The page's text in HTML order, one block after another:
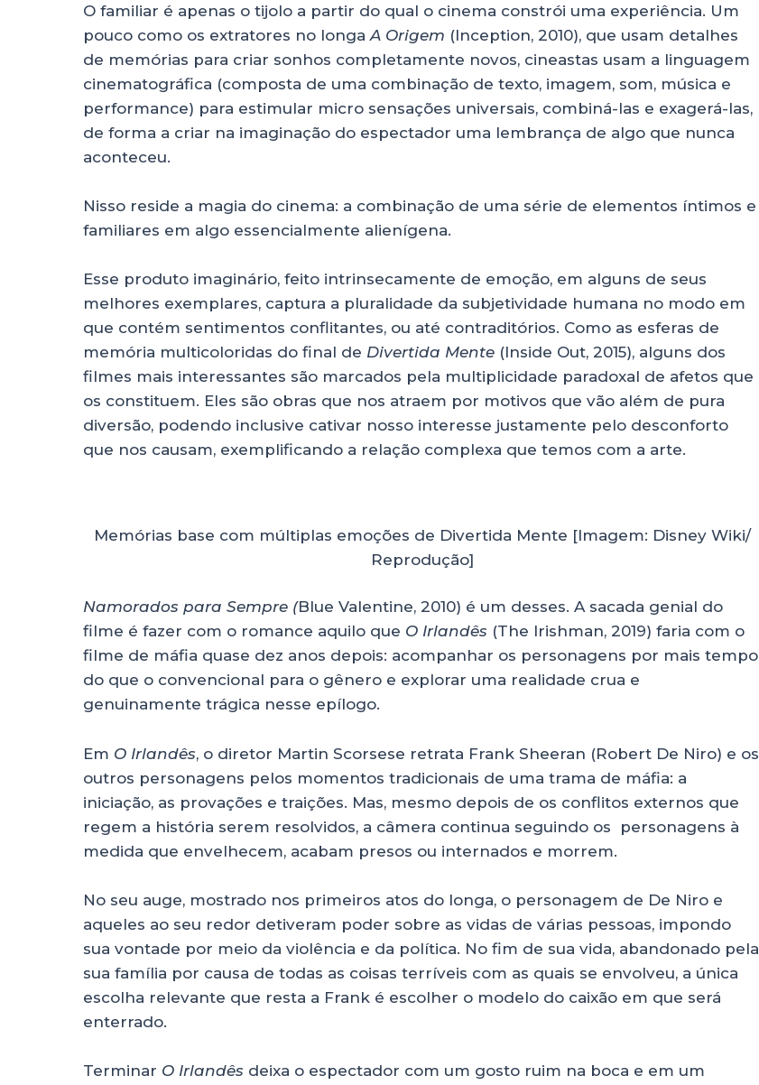
O familiar é apenas o tijolo a partir do qual o cinema constrói uma experiência. Um
pouco como os extratores no longa A Origem (Inception, 2010), que usam detalhes
de memórias para criar sonhos completamente novos, cineastas usam a linguagem
cinematográfica (composta de uma combinação de texto, imagem, som, música e
performance) para estimular micro sensações universais, combiná-las e exagerá-las,
de forma a criar na imaginação do espectador uma lembrança de algo que nunca
aconteceu.
Nisso reside a magia do cinema: a combinação de uma série de elementos íntimos e
familiares em algo essencialmente alienígena.
Esse produto imaginário, feito intrinsecamente de emoção, em alguns de seus
melhores exemplares, captura a pluralidade da subjetividade humana no modo em
que contém sentimentos conflitantes, ou até contraditórios. Como as esferas de
memória multicoloridas do final de Divertida Mente (Inside Out, 2015), alguns dos
filmes mais interessantes são marcados pela multiplicidade paradoxal de afetos que
os constituem. Eles são obras que nos atraem por motivos que vão além de pura
diversão, podendo inclusive cativar nosso interesse justamente pelo desconforto
que nos causam, exemplificando a relação complexa que temos com a arte.
Memórias base com múltiplas emoções de Divertida Mente [Imagem: Disney Wiki/
Reprodução]
Namorados para Sempre (Blue Valentine, 2010) é um desses. A sacada genial do
filme é fazer com o romance aquilo que O Irlandês (The Irishman, 2019) faria com o
filme de máfia quase dez anos depois: acompanhar os personagens por mais tempo
do que o convencional para o gênero e explorar uma realidade crua e
genuinamente trágica nesse epílogo.
Em O Irlandês, o diretor Martin Scorsese retrata Frank Sheeran (Robert De Niro) e os
outros personagens pelos momentos tradicionais de uma trama de máfia: a
iniciação, as provações e traições. Mas, mesmo depois de os conflitos externos que
regem a história serem resolvidos, a câmera continua seguindo os personagens à
medida que envelhecem, acabam presos ou internados e morrem.
No seu auge, mostrado nos primeiros atos do longa, o personagem de De Niro e
aqueles ao seu redor detiveram poder sobre as vidas de várias pessoas, impondo
sua vontade por meio da violência e da política. No fim de sua vida, abandonado pela
sua família por causa de todas as coisas terríveis com as quais se envolveu, a única
escolha relevante que resta a Frank é escolher o modelo do caixão em que será
enterrado.
Terminar O Irlandês deixa o espectador com um gosto ruim na boca e em um